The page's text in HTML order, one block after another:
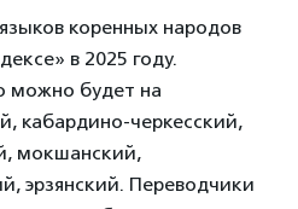
коренных народов
в 2025 году.
можно будет на
кабардино-черкесский,
мокшанский,
эрзянский. Переводчики